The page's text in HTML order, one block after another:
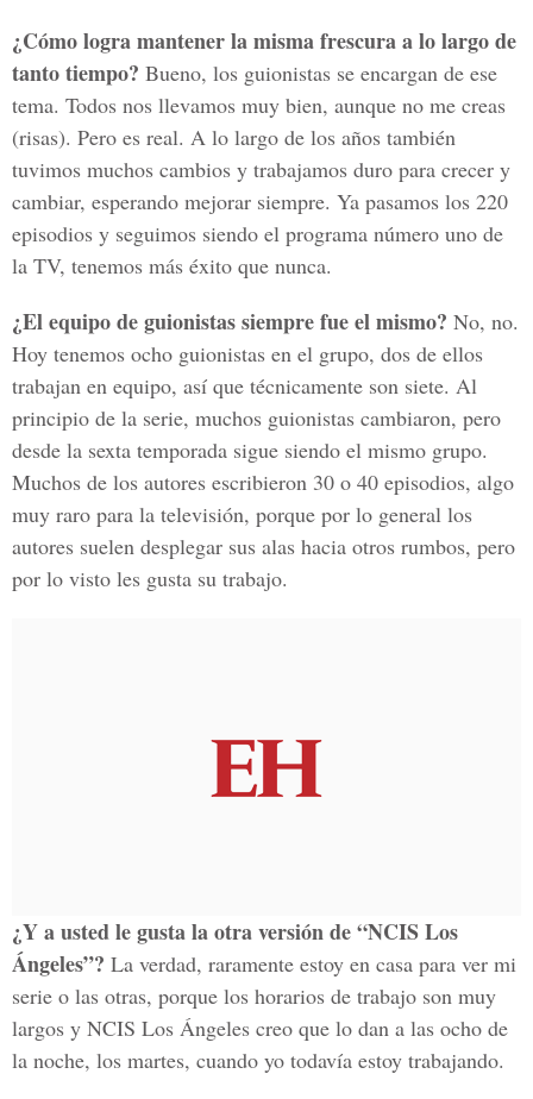
¿Cómo logra mantener la misma frescura a lo largo de
tanto tiempo? Bueno, los guionistas se encargan de ese
tema. Todos nos llevamos muy bien, aunque no me creas
(risas). Pero es real. A lo largo de los años también
tuvimos muchos cambios y trabajamos duro para crecer y
cambiar, esperando mejorar siempre. Ya pasamos los 220
episodios y seguimos siendo el programa número uno de
la TV, tenemos más éxito que nunca.
¿El equipo de guionistas siempre fue el mismo? No, no.
Hoy tenemos ocho guionistas en el grupo, dos de ellos
trabajan en equipo, así que técnicamente son siete. Al
principio de la serie, muchos guionistas cambiaron, pero
desde la sexta temporada sigue siendo el mismo grupo.
Muchos de los autores escribieron 30 o 40 episodios, algo
muy raro para la televisión, porque por lo general los
autores suelen desplegar sus alas hacia otros rumbos, pero
por lo visto les gusta su trabajo.
¿Y a usted le gusta la otra versión de “NCIS Los
Ángeles”? La verdad, raramente estoy en casa para ver mi
serie o las otras, porque los horarios de trabajo son muy
largos y NCIS Los Ángeles creo que lo dan a las ocho de
la noche, los martes, cuando yo todavía estoy trabajando.